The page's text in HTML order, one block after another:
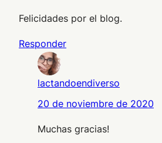
Felicidades por el blog.
Responder
lactandoendiverso
20 de noviembre de 2020
Muchas gracias!